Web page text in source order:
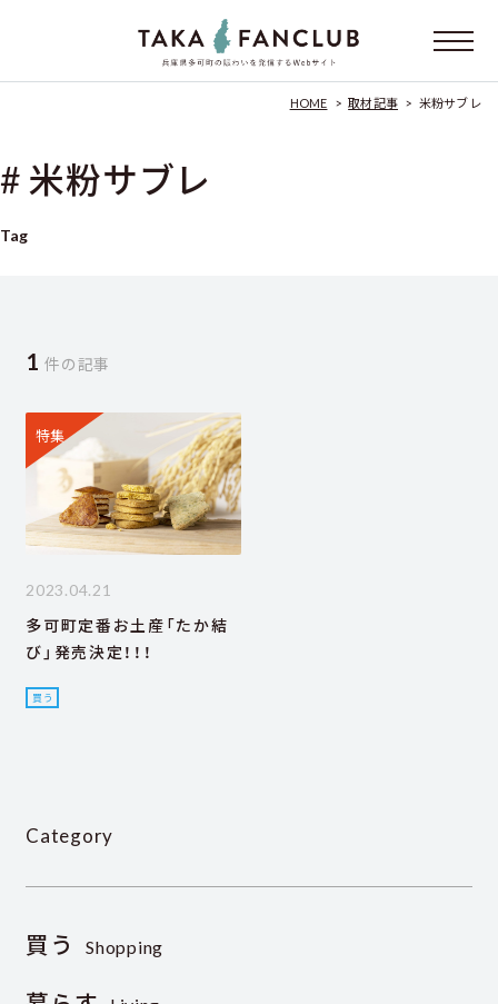
HOME > 取材記事 > 米粉サブレ
# 米粉サブレ
Tag
1 件の記事
特集
2023.04.21
多可町定番お土産「たか結
び」発売決定！！！
買う
Category
買う Shopping